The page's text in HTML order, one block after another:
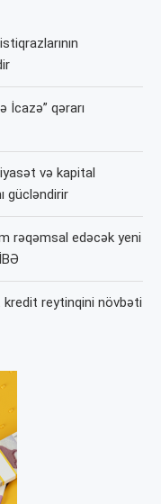
İcazə” qərarı
və kapital
gücləndirir
rəqəmsal edəcək yeni
kredit reytinqini növbəti